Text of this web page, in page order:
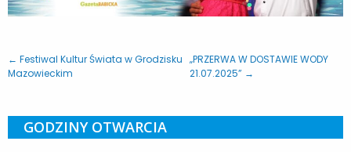
← Festiwal Kultur Świata w Grodzisku
Mazowieckim
„PRZERWA W DOSTAWIE WODY
21.07.2025” →
GODZINY OTWARCIA